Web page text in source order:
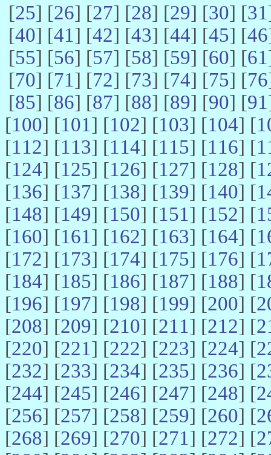
[25] [26] [27] [28] [29] [30] [31
[40] [41] [42] [43] [44] [45] [46
[55] [56] [57] [58] [59] [60] [61
[70] [71] [72] [73] [74] [75] [76
[85] [86] [87] [88] [89] [90] [91
[100] [101] [102] [103] [104] [
[112] [113] [114] [115] [116] [
[124] [125] [126] [127] [128] [
[136] [137] [138] [139] [140] [
[148] [149] [150] [151] [152] [
[160] [161] [162] [163] [164] [
[172] [173] [174] [175] [176] [
[184] [185] [186] [187] [188] [
[196] [197] [198] [199] [200] [
[208] [209] [210] [211] [212] [
[220] [221] [222] [223] [224] [
[232] [233] [234] [235] [236] [
[244] [245] [246] [247] [248] [
[256] [257] [258] [259] [260] [
[268] [269] [270] [271] [272] [